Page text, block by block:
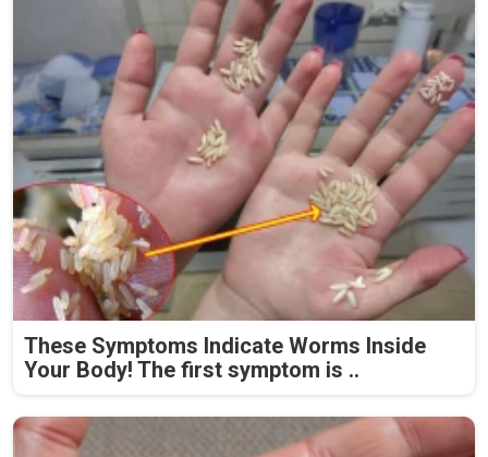
These Symptoms Indicate Worms Inside
Your Body! The first symptom is ..